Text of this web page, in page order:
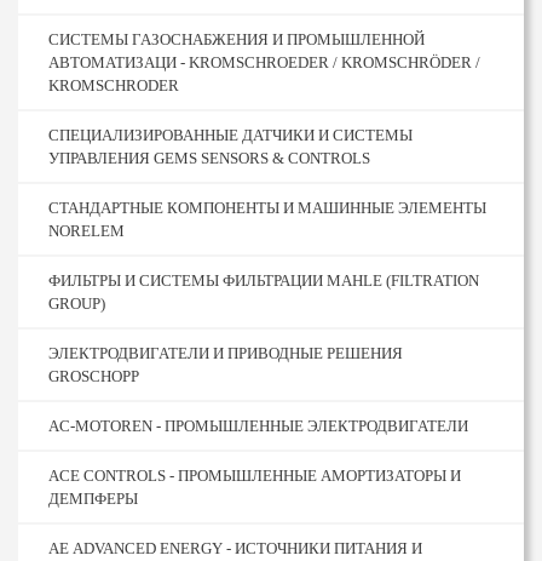
СИСТЕМЫ ГАЗОСНАБЖЕНИЯ И ПРОМЫШЛЕННОЙ
АВТОМАТИЗАЦИ - KROMSCHROEDER / KROMSCHRÖDER /
KROMSCHRODER
СПЕЦИАЛИЗИРОВАННЫЕ ДАТЧИКИ И СИСТЕМЫ
УПРАВЛЕНИЯ GEMS SENSORS & CONTROLS
СТАНДАРТНЫЕ КОМПОНЕНТЫ И МАШИННЫЕ ЭЛЕМЕНТЫ
NORELEM
ФИЛЬТРЫ И СИСТЕМЫ ФИЛЬТРАЦИИ MAHLE (FILTRATION
GROUP)
ЭЛЕКТРОДВИГАТЕЛИ И ПРИВОДНЫЕ РЕШЕНИЯ
GROSCHOPP
AC-MOTOREN - ПРОМЫШЛЕННЫЕ ЭЛЕКТРОДВИГАТЕЛИ
ACE CONTROLS - ПРОМЫШЛЕННЫЕ АМОРТИЗАТОРЫ И
ДЕМПФЕРЫ
AE ADVANCED ENERGY - ИСТОЧНИКИ ПИТАНИЯ И